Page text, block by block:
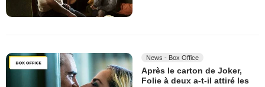
News - Box Office
Après le carton de Joker,
Folie à deux a-t-il attiré les